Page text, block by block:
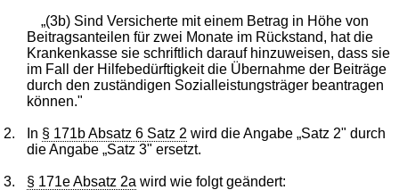
„(3b) Sind Versicherte mit einem Betrag in Höhe von
Beitragsanteilen für zwei Monate im Rückstand, hat die
Krankenkasse sie schriftlich darauf hinzuweisen, dass sie
im Fall der Hilfebedürftigkeit die Übernahme der Beiträge
durch den zuständigen Sozialleistungsträger beantragen
können."
2. In § 171b Absatz 6 Satz 2 wird die Angabe „Satz 2" durch
die Angabe „Satz 3" ersetzt.
3. § 171e Absatz 2a wird wie folgt geändert: